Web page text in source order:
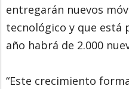
entregarán nuevos
tecnológico y que está
año habrá de 2.000
“Este crecimiento